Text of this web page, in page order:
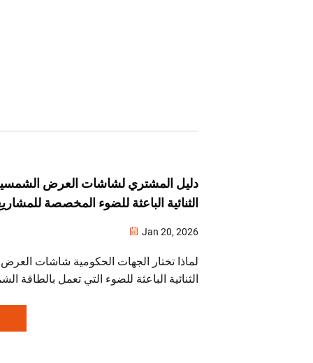
دليل المشتري لشاشات العرض
الثنائية الباعثة للضوء المخصصة
Jan 20, 2026
لماذا تختار الجهات الحكومية شاشات
الثنائية الباعثة للضوء التي تعمل بالطاقة
للمعايير الفيدرالية. احصل على المواصفات